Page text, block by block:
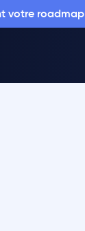
votre roadmap